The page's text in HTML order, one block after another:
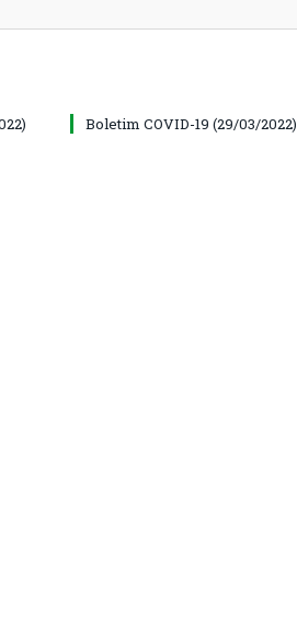
Boletim COVID-19 (29/03/2022)